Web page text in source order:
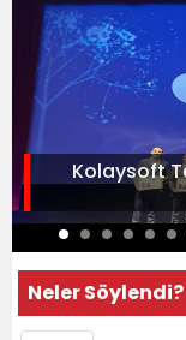
Kolaysoft
Neler Söylendi?